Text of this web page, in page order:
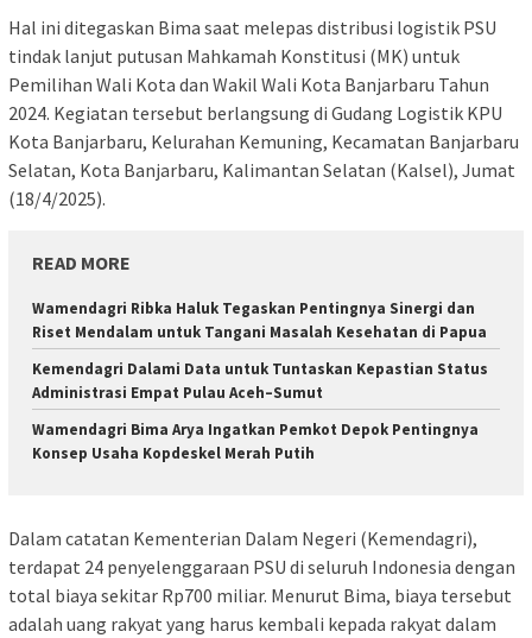
Hal ini ditegaskan Bima saat melepas distribusi logistik PSU
tindak lanjut putusan Mahkamah Konstitusi (MK) untuk
Pemilihan Wali Kota dan Wakil Wali Kota Banjarbaru Tahun
2024. Kegiatan tersebut berlangsung di Gudang Logistik KPU
Kota Banjarbaru, Kelurahan Kemuning, Kecamatan Banjarbaru
Selatan, Kota Banjarbaru, Kalimantan Selatan (Kalsel), Jumat
(18/4/2025).
READ MORE
Wamendagri Ribka Haluk Tegaskan Pentingnya Sinergi dan
Riset Mendalam untuk Tangani Masalah Kesehatan di Papua
Kemendagri Dalami Data untuk Tuntaskan Kepastian Status
Administrasi Empat Pulau Aceh–Sumut
Wamendagri Bima Arya Ingatkan Pemkot Depok Pentingnya
Konsep Usaha Kopdeskel Merah Putih
Dalam catatan Kementerian Dalam Negeri (Kemendagri),
terdapat 24 penyelenggaraan PSU di seluruh Indonesia dengan
total biaya sekitar Rp700 miliar. Menurut Bima, biaya tersebut
adalah uang rakyat yang harus kembali kepada rakyat dalam